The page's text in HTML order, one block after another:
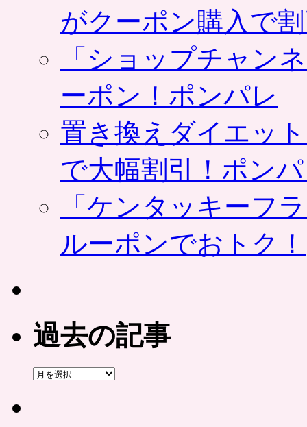
がクーポン購入で
「ショップチャン
ーポン！ポンパレ
置き換えダイエッ
で大幅割引！ポン
「ケンタッキーフ
ルーポンでおトク！
過去の記事
過